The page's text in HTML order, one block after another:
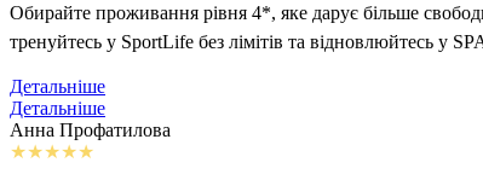
Обирайте проживання рівня 4*, яке дарує більше
тренуйтесь у SportLife без лімітів та відновлюйтесь у
Детальніше
Детальніше
Анна Профатилова